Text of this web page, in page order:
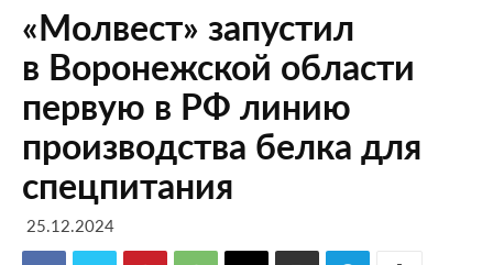
«Молвест» запустил
в Воронежской области
первую в РФ линию
производства белка для
спецпитания
25.12.2024